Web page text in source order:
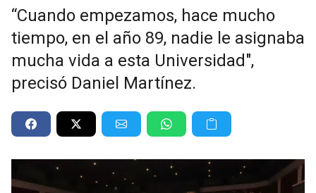
“Cuando empezamos, hace mucho
tiempo, en el año 89, nadie le asignaba
mucha vida a esta Universidad",
precisó Daniel Martínez.